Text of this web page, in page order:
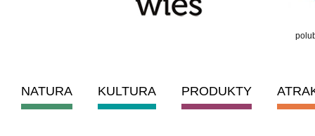
NATURA KULTURA PRODUKTY